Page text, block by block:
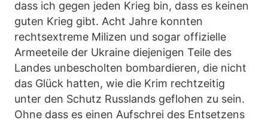
dass ich gegen jeden Krieg bin, dass es keinen
guten Krieg gibt. Acht Jahre konnten
rechtsextreme Milizen und sogar offizielle
Armeeteile der Ukraine diejenigen Teile des
Landes unbescholten bombardieren, die nicht
das Glück hatten, wie die Krim rechtzeitig
unter den Schutz Russlands geflohen zu sein.
Ohne dass es einen Aufschrei des Entsetzens